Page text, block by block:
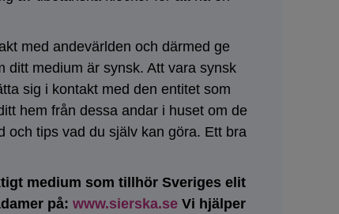
med andevärlden och därmed ge
ditt medium är synsk. Att vara synsk
sig i kontakt med den entitet som
hem från dessa andar i huset om de
och tips vad du själv kan göra. Ett bra
medium som tillhör Sveriges elit
på: www.sierska.se Vi hjälper